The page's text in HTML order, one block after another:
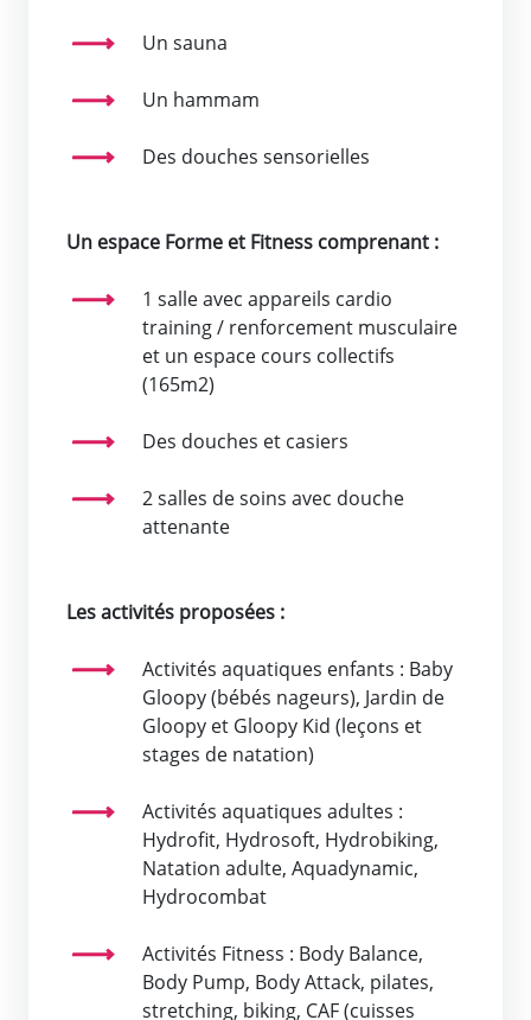
Un sauna
Un hammam
Des douches sensorielles
Un espace Forme et Fitness comprenant :
1 salle avec appareils cardio
training / renforcement musculaire
et un espace cours collectifs
(165m2)
Des douches et casiers
2 salles de soins avec douche
attenante
Les activités proposées :
Activités aquatiques enfants : Baby
Gloopy (bébés nageurs), Jardin de
Gloopy et Gloopy Kid (leçons et
stages de natation)
Activités aquatiques adultes :
Hydrofit, Hydrosoft, Hydrobiking,
Natation adulte, Aquadynamic,
Hydrocombat
Activités Fitness : Body Balance,
Body Pump, Body Attack, pilates,
stretching, biking, CAF (cuisses